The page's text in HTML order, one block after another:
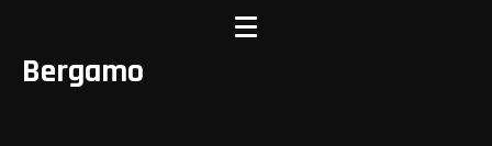
Bergamo